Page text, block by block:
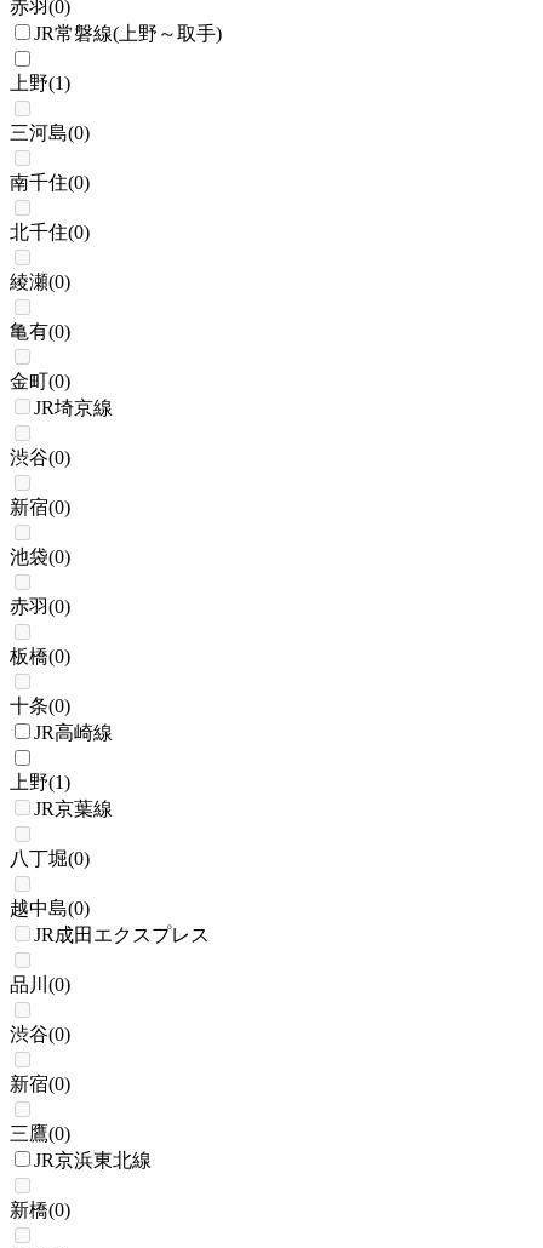
赤羽(0)
JR常磐線(上野～取手)
上野(1)
三河島(0)
南千住(0)
北千住(0)
綾瀬(0)
亀有(0)
金町(0)
JR埼京線
渋谷(0)
新宿(0)
池袋(0)
赤羽(0)
板橋(0)
十条(0)
JR高崎線
上野(1)
JR京葉線
八丁堀(0)
越中島(0)
JR成田エクスプレス
品川 (0)
渋谷(0)
新宿(0)
三鷹(0)
JR京浜東北線
新橋(0)